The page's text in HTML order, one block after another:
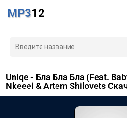
MP312
Uniqe - Бла Бла Бла (Feat.
Nkeeei & Artem Shilovets